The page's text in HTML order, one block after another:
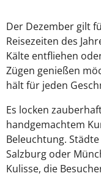
Der Dezember gilt
Reisezeiten des
Kälte entfliehen
Zügen genießen
hält für jeden
Es locken
handgemachtem
Beleuchtung.
Salzburg oder
Kulisse, die